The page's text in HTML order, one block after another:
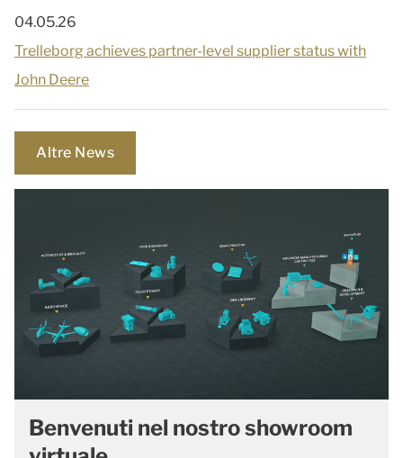
04.05.26
Trelleborg achieves partner-level supplier status with
John Deere
Altre News
Benvenuti nel nostro showroom